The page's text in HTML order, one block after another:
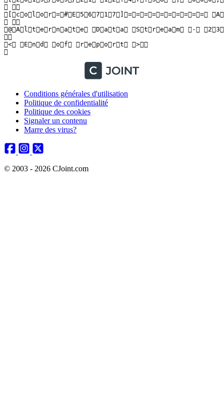
Conditions générales d'utilisation
Politique de confidentialité
Politique des cookies
Signaler un contenu
Marre des virus?
© 2003 - 2026 CJoint.com